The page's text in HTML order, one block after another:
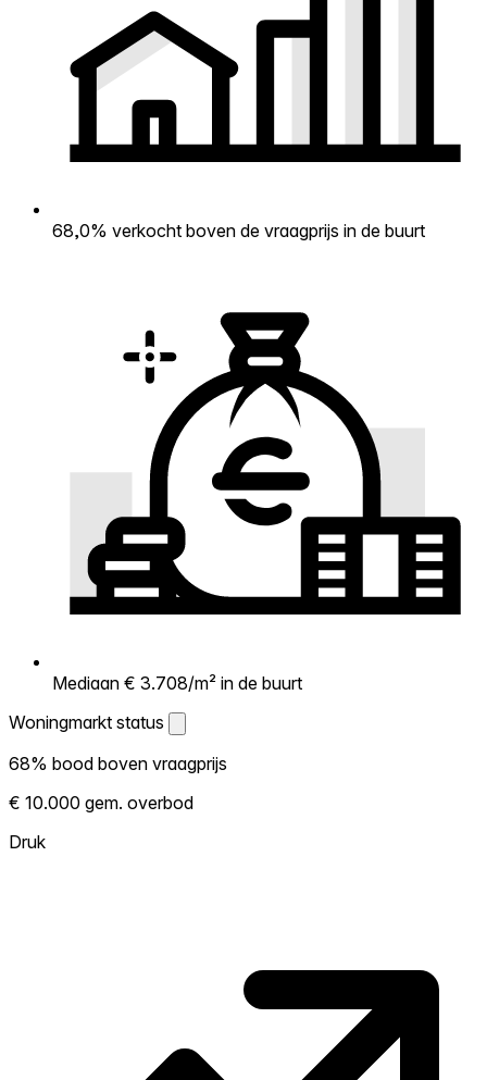
68,0% verkocht boven de vraagprijs in de buurt
Mediaan € 3.708/m² in de buurt
Woningmarkt status
Woningmarkt status
Laat zien hoe competitief de markt hier is.
Hoe meer woningen boven vraagprijs
verkopen, hoe heter. Heet? Verwacht
68% bood boven vraagprijs
€ 10.000 gem. overbod
Druk